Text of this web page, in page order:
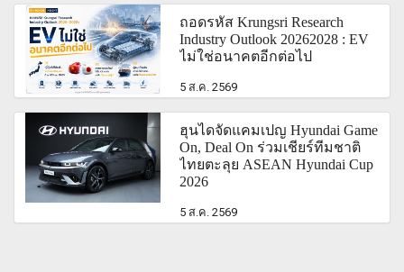
ถอดรหัส Krungsri Research
Industry Outlook 20262028 : EV
ไม่ใช่อนาคตอีกต่อไป
5 ส.ค. 2569
ฮุนไดจัดแคมเปญ Hyundai Game
On, Deal On ร่วมเชียร์ทีมชาติ
ไทยตะลุย ASEAN Hyundai Cup
2026
5 ส.ค. 2569